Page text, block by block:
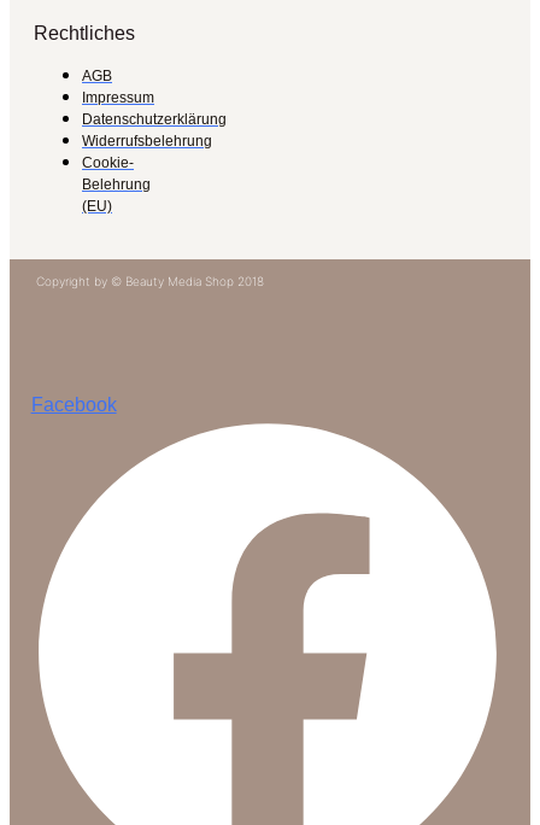
Rechtliches
AGB
Impressum
Datenschutzerklärung
Widerrufsbelehrung
Cookie-
Belehrung
(EU)
Copyright by © Beauty Media Shop 2018
Facebook